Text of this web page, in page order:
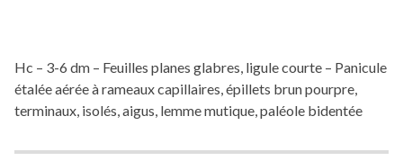
Hc – 3-6 dm – Feuilles planes glabres, ligule courte – Panicule
étalée aérée à rameaux capillaires, épillets brun pourpre,
terminaux, isolés, aigus, lemme mutique, paléole bidentée